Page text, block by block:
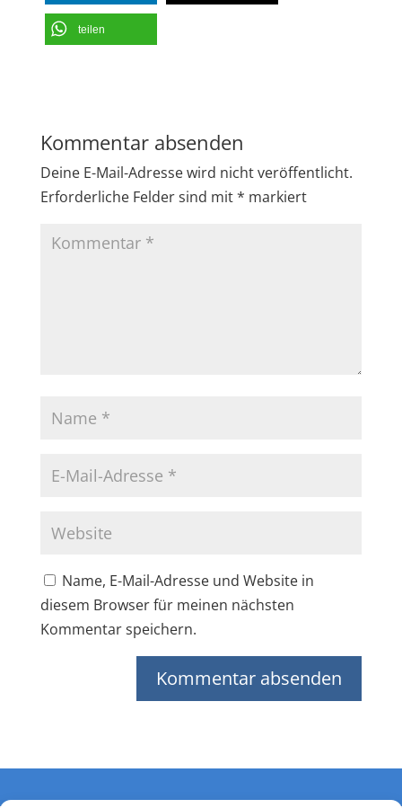
teilen
Kommentar absenden
Deine E-Mail-Adresse wird nicht veröffentlicht.
Erforderliche Felder sind mit* markiert
Name, E-Mail-Adresse und Website in
diesem Browser für meinen nächsten
Kommentar speichern.